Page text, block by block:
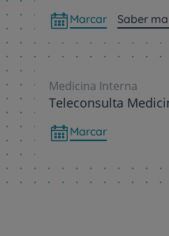
Marcar Saber
Medicina Interna
Teleconsulta
Marcar